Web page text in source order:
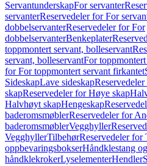
ServantunderskapFor servanter
servanterReservedeler for For
dobbelservanterReservedeler for For
dobbelservanterBenkeplater
toppmontert servant, bolleservant
servant, bolleservantFor
for For toppmontert servant firkantet
SideskapLave sideskap
skapReservedeler for Høye skap
Halvhøyt skapHengeskap
baderomsmøblerReservedeler for
baderomsmøblerVegghyller
VegghyllerTilbehørReservedeler for
oppbevaringsbokserHåndklestang og
håndklekrokerLyselementerHendler